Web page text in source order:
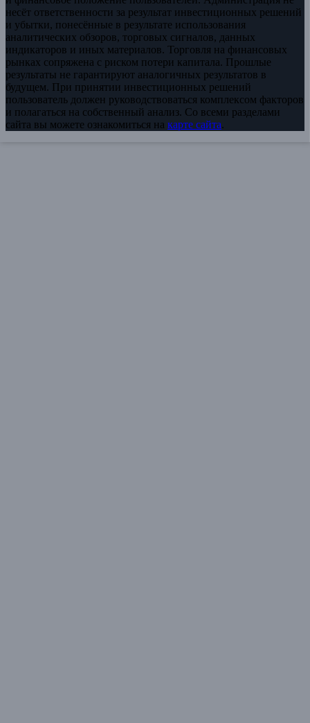
несёт ответственности за результат инвестиционных решений
и убытки, понесённые в результате использования
аналитических обзоров, торговых сигналов, данных
индикаторов и иных материалов. Торговля на финансовых
рынках сопряжена с риском потери капитала. Прошлые
результаты не гарантируют аналогичных результатов в
будущем. При принятии инвестиционных решений
пользователь должен руководствоваться комплексом факторов
и полагаться на собственный анализ. Со всеми разделами
сайта вы можете ознакомиться на карте сайта.